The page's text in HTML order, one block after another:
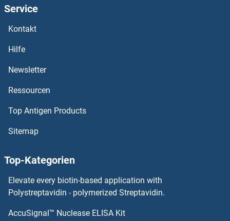
Cullin 1 Antikörper
CUGBP, Elav-Like Family Member 3 Antikörper
CUEDC2 Antikörper
CUE Domain Containing 1 Antikörper
CTX-I Antikörper
CTU2 Antikörper
CTTNBP2 Antikörper
Service
Kontakt
Hilfe
Newsletter
Ressourcen
Top Antigen Products
Sitemap
Top-Kategorien
Elevate every biotin-based application with
Polystreptavidin - polymerized Streptavidin.
AccuSignal™ Nuclease ELISA Kit